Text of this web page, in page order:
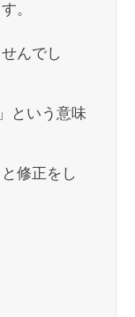
。
んでし
という意味
修正をし